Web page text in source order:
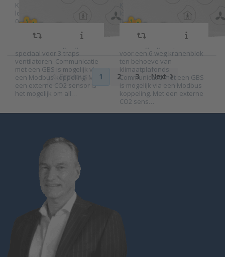
Koelen en verwarmen kan
lokaal worden geregeld met
0-10V stuursignalen voor
contacten. Deze uitvoering
speciaal voor 3-traps
ventilatoren. Communicatie
met een GBS is mogelijk via
een Modbus koppeling. Met
een externe CO2 sensor is
het mogelijk om all…
lokaal worden geregeld met
0-10V stuursignalen voor
contacten. Deze uitvoering
voor een 6-weg kranenblok
ten behoeve van
klimaatplafonds.
Communicatie met een GBS
is mogelijk via een Modbus
koppeling. Met een externe
CO2 sens…
Previous 1 2 3 Next